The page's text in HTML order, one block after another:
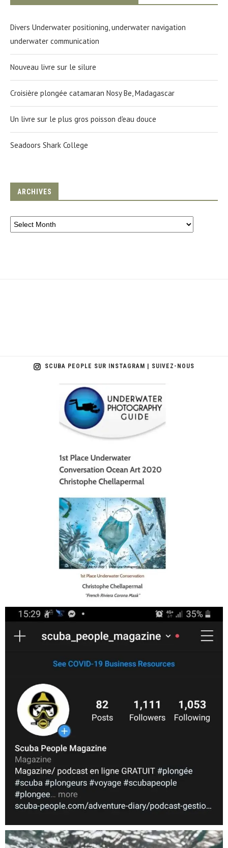
Divers Underwater positioning, underwater navigation
underwater communication
Nouveau livre sur le silure
Croisière plongée catamaran Nosy Be, Madagascar
Un livre sur le plus gros poisson d'eau douce
Seadoors Shark College
ARCHIVES
SCUBA PEOPLE SUR INSTAGRAM | SUIVEZ-NOUS
scuba_people_magazine
scuba_people_magazine
Nov 5
scuba_people_magazine